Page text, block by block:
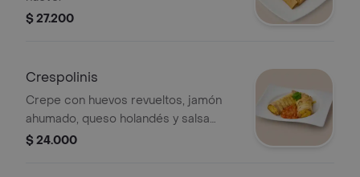
$ 27.200
Crespolinis
Crepe con huevos revueltos, jamón
ahumado, queso holandés y salsa
primavera.
$ 24.000